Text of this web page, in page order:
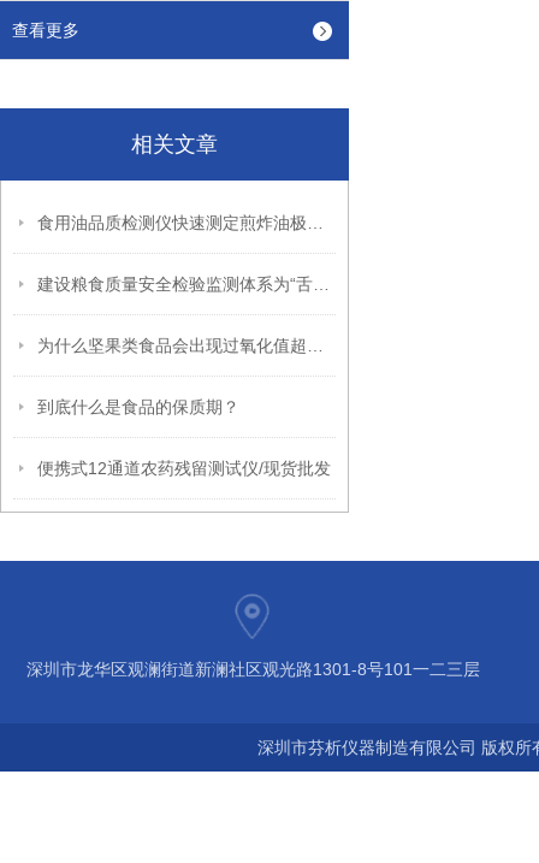
查看更多
相关文章
到底什么是食品的保质期？
便携式12通道农药残留测试仪/现货批发
深圳市龙华区观澜街道新澜社区观光路1301-8号101一二三层
深圳市芬析仪器制造有限公司 版权